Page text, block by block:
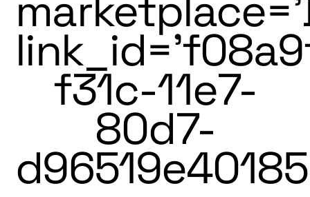
f31c-11e7-
80d7-